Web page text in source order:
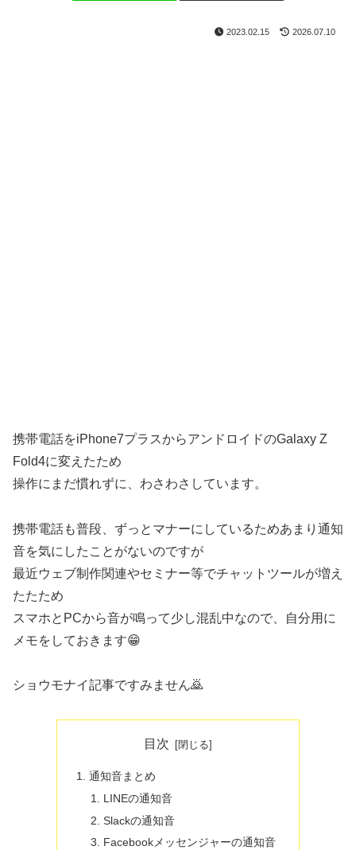
2023.02.15 2026.07.10
携帯電話をiPhone7プラスからアンドロイドのGalaxy Z
Fold4に変えたため
操作にまだ慣れずに、わさわさしています。
携帯電話も普段、ずっとマナーにしているためあまり通知
音を気にしたことがないのですが
最近ウェブ制作関連やセミナー等でチャットツールが増え
たたため
スマホとPCから音が鳴って少し混乱中なので、自分用に
メモをしておきます😁
ショウモナイ記事ですみません🙇‍
目次
通知音まとめ
LINEの通知音
Slackの通知音
Facebookメッセンジャーの通知音